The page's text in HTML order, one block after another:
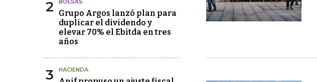
2 BOLSAS
Grupo Argos lanzó plan para
duplicar el dividendo y
elevar 70% el Ebitda en tres
años
3 HACIENDA